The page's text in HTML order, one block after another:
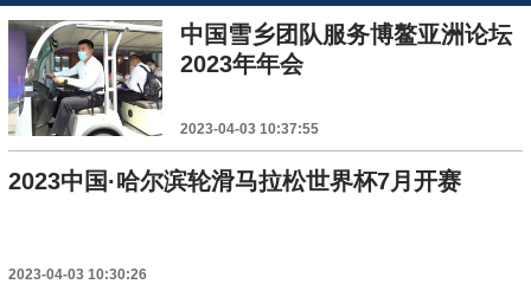
中国雪乡团队服务博鳌亚洲论坛
2023年年会
2023-04-03 10:37:55
2023中国·哈尔滨轮滑马拉松世界杯7月开赛
2023-04-03 10:30:26